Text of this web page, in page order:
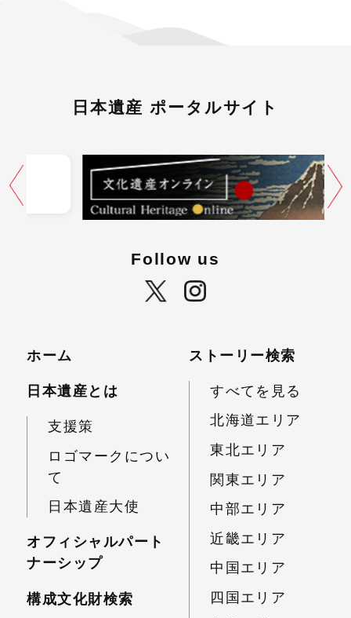
日本遺産 ポータルサイト
Follow us
ホーム
日本遺産とは
支援策
ロゴマークについ
て
日本遺産大使
オフィシャルパート
ナーシップ
構成文化財検索
ストーリー検索
すべてを見る
北海道エリア
東北エリア
関東エリア
中部エリア
近畿エリア
中国エリア
四国エリア